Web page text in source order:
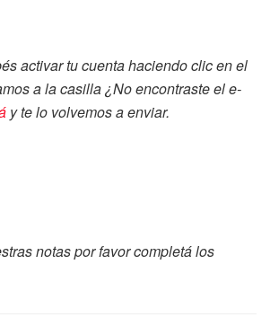
activar tu cuenta haciendo clic en el
a la casilla¿No encontraste el e-
y te lo volvemos a enviar.
notas por favor completá los